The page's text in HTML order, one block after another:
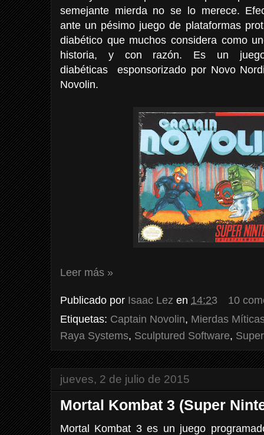
semejante mierda no se lo merece.
ante un pésimo juego de plataformas
diabético que muchos considera como
historia, y con razón. Es un
diabéticas esponsorizado por Novo
Novolin.
Leer más »
Publicado por Isaac Lez en 14:23
10
Etiquetas: Captain Novolin, Mierdas
Raya Systems, Sculptured Software,
jueves, 2 de julio de 2015
Mortal Kombat 3 (Super
Mortal Kombat 3 es un juego